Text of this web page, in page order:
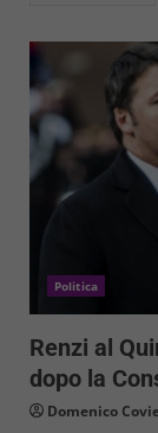
Politica
Renzi al
dopo la
Domenico